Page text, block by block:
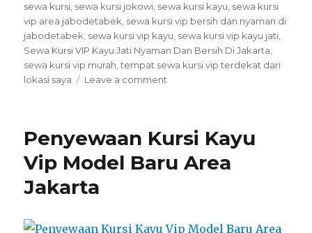
sewa kursi sewa kursi jokowi sewa kursi kayu sewa kursi
vip area jabodetabek sewa kursi vip bersih dan nyaman di
jabodetabek sewa kursi vip kayu sewa kursi vip kayu jati
Sewa Kursi VIP Kayu Jati Nyaman Dan Bersih Di Jakarta
sewa kursi vip murah ,tempat sewa kursi vip terdekat dari
lokasi saya
Leave a comment
Kayu
Nyaman
Jakarta
Penyewaan Kursi Kayu
Vip Model Baru Area
Jakarta